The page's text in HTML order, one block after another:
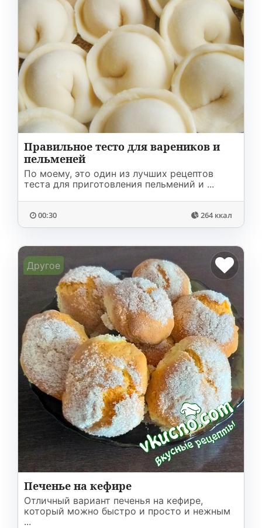
Правильное тесто для вареников и
пельменей
По моему, это один из лучших рецептов
теста для приготовления пельмений и ...
00:30 264 ккал
Другое
Печенье на кефире
Отличный вариант печенья на кефире,
который можно быстро и просто и нежным
...